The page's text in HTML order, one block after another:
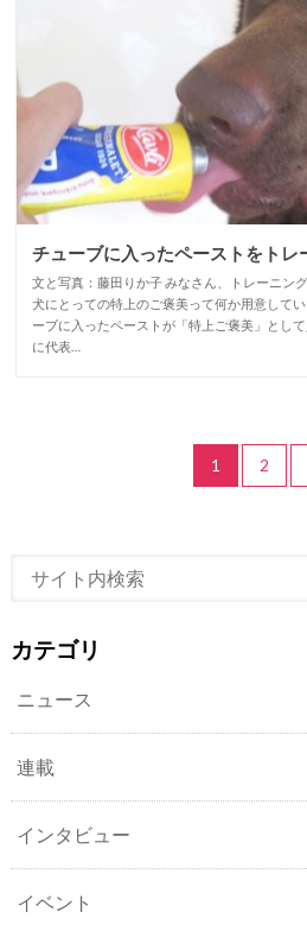
チューブに入ったペーストをトレ
文と写真：藤田りか子 みなさん、トレーニン
犬にとっての特上のご褒美って何か用意して
ーブに入ったペーストが「特上ご褒美」とし
に代表…
1 2
カテゴリ
ニュース
連載
インタビュー
イベント